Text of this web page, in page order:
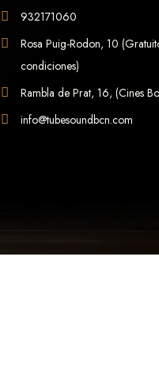
932171060
Rosa Puig-Rodon, 10
condiciones)
Rambla de Prat, 16, (Cines
info@tubesoundbcn.com